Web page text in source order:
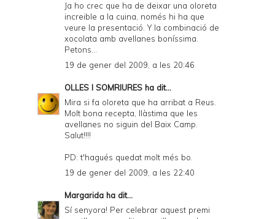
Ja ho crec que ha de deixar una oloreta
increible a la cuina, només hi ha que
veure la presentació. Y la combinació de
xocolata amb avellanes boníssima.
Petons...
19 de gener del 2009, a les 20:46
OLLES I SOMRIURES ha dit...
Mira si fa oloreta que ha arribat a Reus.
Molt bona recepta, llàstima que les
avellanes no siguin del Baix Camp.
Salut!!!!
PD: t'hagués quedat molt més bo.
19 de gener del 2009, a les 22:40
Margarida ha dit...
Sí senyora! Per celebrar aquest premi